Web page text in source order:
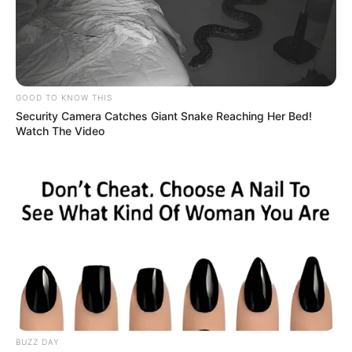
Le puede interesar:Bomberos siguen la búsqueda de
dos habitantes de calle arrastrados por quebrada en
Medellín
GOOD TO KNOW THIS
Security Camera Catches Giant Snake Reaching Her Bed!
Watch The Video
BUZZ DAY